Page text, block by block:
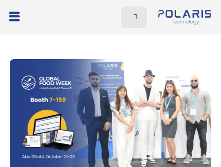
المدونة
الموارد
تواصل معنا
AR